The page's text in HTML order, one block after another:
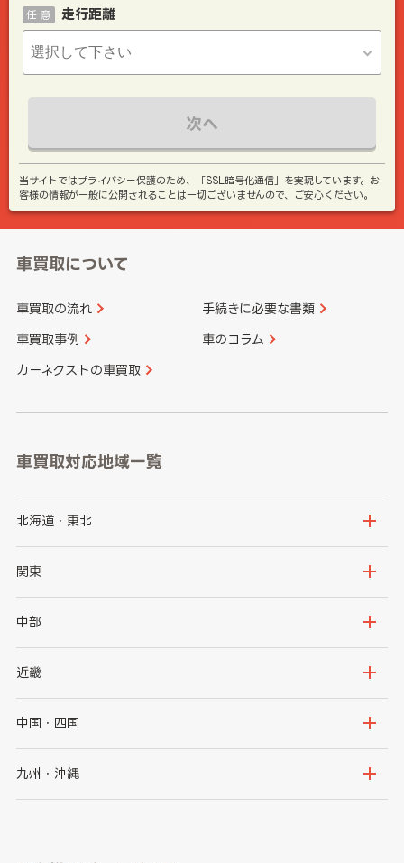
走行距離
任 意
次へ
当サイトではプライバシー保護のため、「SSL暗号化通信」を実現しています。お
客様の情報が一般に公開されることは一切ございませんので、ご安心ください。
車買取について
車買取の流れ 手続きに必要な書類
車買取事例 車のコラム
カーネクストの車買取
車買取対応地域一覧
北海道・東北
北海道
岩手県
秋田県
関東
茨城県
群馬県
千葉県
中部
新潟県
石川県
山梨県
近畿
大阪府
京都府
中国・四国
鳥取県
九州・沖縄